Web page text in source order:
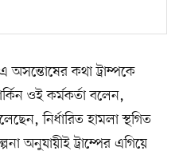
অসন্তোষের কথা ট্রাম্পকে
ওই কর্মকর্তা বলেন,
নির্ধারিত হামলা স্থগিত
অনুযায়ীই ট্রাম্পের এগিয়ে